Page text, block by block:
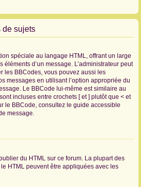
de sujets
spéciale au langage HTML, offrant un large
éléments d’un message. L’administrateur peut
les BBCodes, vous pouvez aussi les
messages en utilisant l’option appropriée du
Le BBCode lui-même est similaire au
incluses entre crochets [ et ] plutôt que < et
le BBCode, consultez le guide accessible
message.
du HTML sur ce forum. La plupart des
HTML peuvent être appliquées avec les